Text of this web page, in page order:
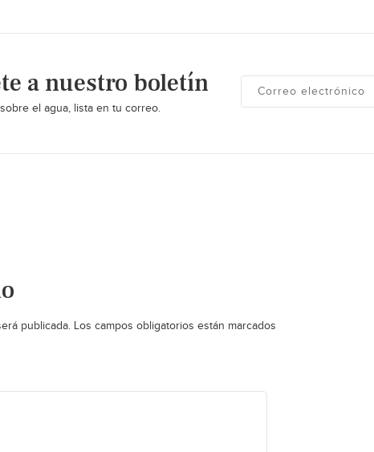
a nuestro boletín
el agua, lista en tu correo.
publicada. Los campos obligatorios están marcados